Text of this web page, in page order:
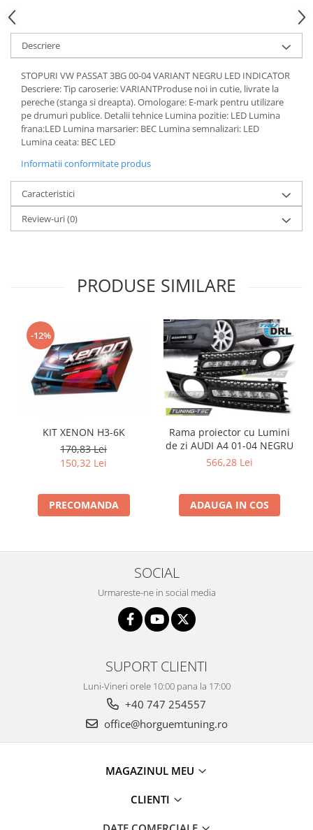
Descriere
STOPURI VW PASSAT 3BG 00-04 VARIANT NEGRU LED INDICATOR
Descriere: Tip caroserie: VARIANTProduse noi in cutie, livrate la
pereche (stanga si dreapta). Omologare: E-mark pentru utilizare
pe drumuri publice. Detalii tehnice Lumina pozitie: LED Lumina
frana:LED Lumina marsarier: BEC Lumina semnalizari: LED
Lumina ceata: BEC LED
Informatii conformitate produs
Caracteristici
Review-uri(0)
PRODUSE SIMILARE
-12%
KIT XENON H3-6K
170,83 Lei
150,32 Lei
PRECOMANDA
Rama proiector cu Lumini
de zi AUDI A4 01-04 NEGRU
566,28 Lei
ADAUGA IN COS
SOCIAL
Urmareste-ne in social media
SUPORT CLIENTI
Luni-Vineri orele 10:00 pana la 17:00
+40 747 254557
office@horguemtuning.ro
MAGAZINUL MEU
CLIENTI